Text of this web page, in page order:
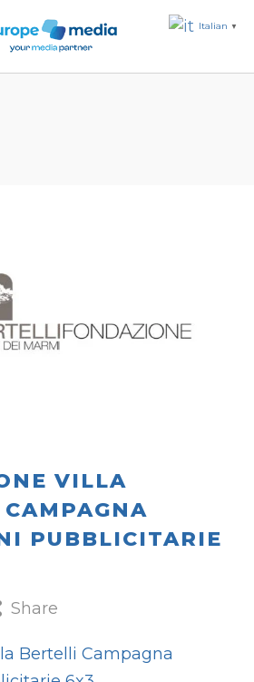
VILLA
PUBBLICITARIE
Share
Bertelli Campagna
Italian ▼